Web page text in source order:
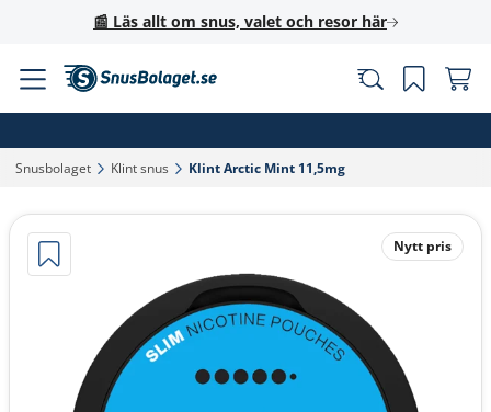
📰 Läs allt om snus, valet och resor här
Snusbolaget‎ Klint snus‎ Klint Arctic Mint 11,5mg‎
Nytt pris